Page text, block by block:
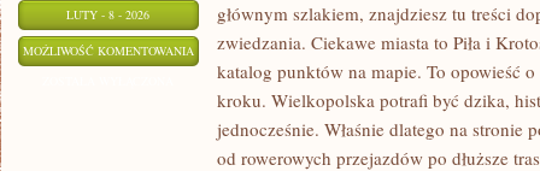
LUTY - 8 - 2026
MOŻLIWOŚĆ KOMENTOWANIA OSTRÓW
WIELKOPOLSKI
głównym szlakiem, znajdziesz tu treści
zwiedzania. Ciekawe miasta to Piła i
katalog punktów na mapie. To opowieść
kroku. Wielkopolska potrafi być dzika,
jednocześnie. Właśnie dlatego na stronie
od rowerowych przejazdów po dłuższe